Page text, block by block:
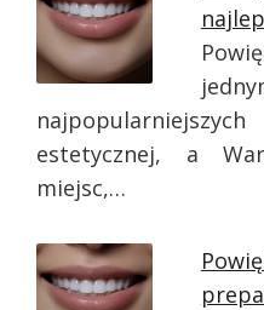
estetycznej, a
miejsc,…